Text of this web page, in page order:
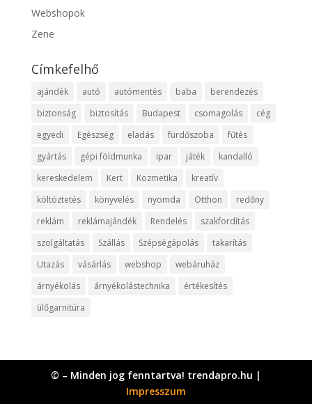
Webshopok
Zene
Címkefelhő
ajándék autó autómentés baba
berendezés
biztonság
biztosítás Budapest csomagolás
cég
egyedi
Egészség eladás fürdőszoba
fűtés
gyártás
gépi földmunka ipar játék
kandalló
kereskedelem
Kert Kozmetika
kreatív
költöztetés
könyvelés nyomda Otthon
redőny
reklám
reklámajándék Rendelés
szakfordítás
szolgáltatás
Szállás Szépségápolás
takarítás
Utazás
vásárlás webshop
webáruház
árnyékolás
árnyékolástechnika
értékesítés
ülőgarnitúra
© – Minden jog fenntartva! trendapro.hu |
Impresszum